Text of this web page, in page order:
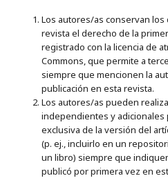
Los autores/as conservan
revista el derecho de la
registrado con la licencia de
Commons, que permite a
siempre que mencionen la
publicación en esta revista.
Los autores/as pueden
independientes y adicionales
exclusiva de la versión del
(p. ej., incluirlo en un
un libro) siempre que
publicó por primera vez en